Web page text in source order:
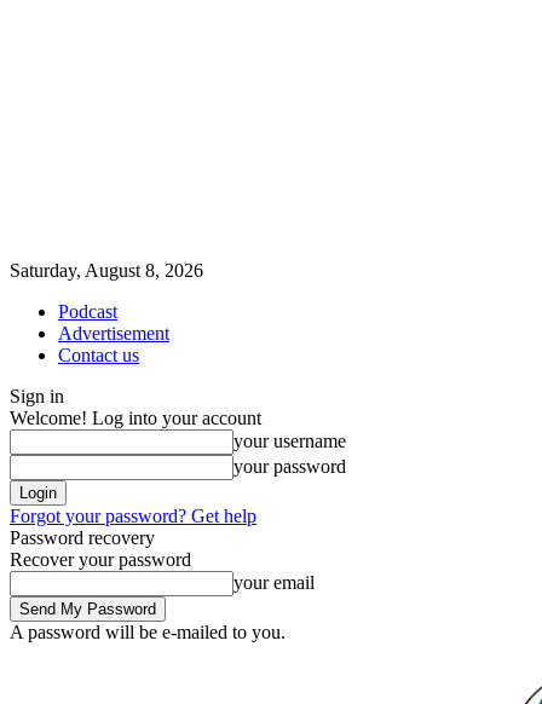
Saturday, August 8, 2026
Podcast
Advertisement
Contact us
Sign in
Welcome! Log into your account
your username
your password
Forgot your password? Get help
Password recovery
Recover your password
your email
A password will be e-mailed to you.